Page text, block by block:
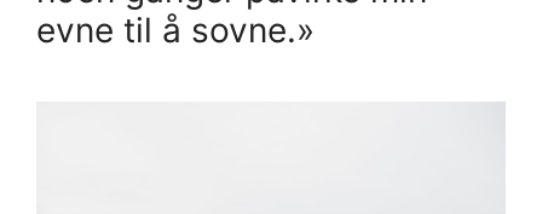
evne til å sovne.»